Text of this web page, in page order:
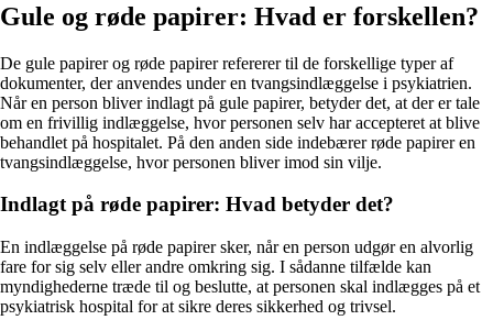
Gule og røde papirer: Hvad er forskellen?
De gule papirer og røde papirer refererer til de forskellige typer af
dokumenter, der anvendes under en tvangsindlæggelse i psykiatrien.
Når en person bliver indlagt på gule papirer, betyder det, at der er tale
om en frivillig indlæggelse, hvor personen selv har accepteret at blive
behandlet på hospitalet. På den anden side indebærer røde papirer en
tvangsindlæggelse, hvor personen bliver imod sin vilje.
Indlagt på røde papirer: Hvad betyder det?
En indlæggelse på røde papirer sker, når en person udgør en alvorlig
fare for sig selv eller andre omkring sig. I sådanne tilfælde kan
myndighederne træde til og beslutte, at personen skal indlægges på et
psykiatrisk hospital for at sikre deres sikkerhed og trivsel.